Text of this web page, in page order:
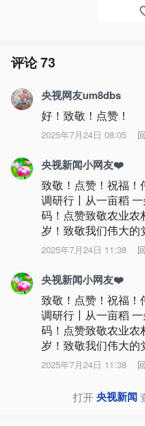
评论73
央视网友um8dbs
好！致敬！点赞！
2025年7月24日 08:05
央视新闻小网友❤️
致敬！点赞！祝福！
调研行丨从一亩稻
码！点赞致敬农业
岁！致敬我们伟大的
2025年7月24日 11:38
央视新闻小网友❤️
致敬！点赞！祝福！
调研行丨从一亩稻
码！点赞致敬农业
岁！致敬我们伟大的
2025年7月24日 11:38
打开央视新闻